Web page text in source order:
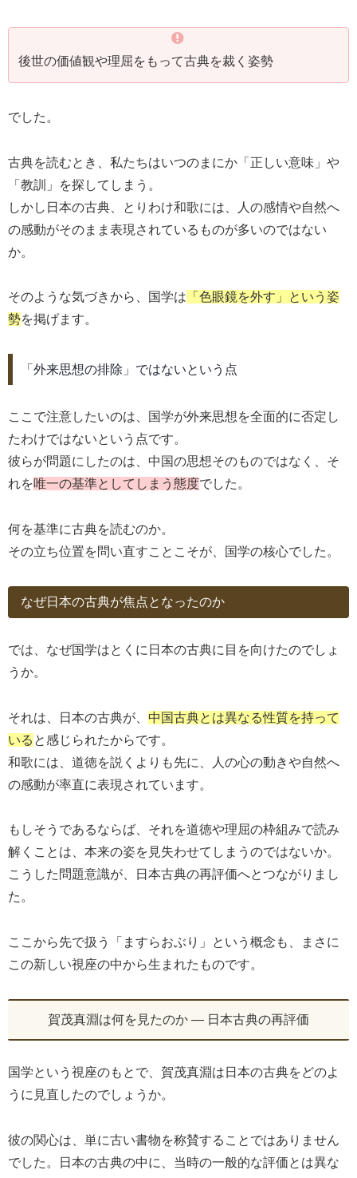
後世の価値観や理屈をもって古典を裁く姿勢
でした。
古典を読むとき、私たちはいつのまにか「正しい意味」や
「教訓」を探してしまう。
しかし日本の古典、とりわけ和歌には、人の感情や自然へ
の感動がそのまま表現されているものが多いのではない
か。
そのような気づきから、国学は 「色眼鏡を外す」という姿
勢を掲げます。
「外来思想の排除」ではないという点
ここで注意したいのは、国学が外来思想を全面的に否定し
たわけではないという点です。
彼らが問題にしたのは、中国の思想そのものではなく、そ
れを唯一の基準としてしまう態度でした。
何を基準に古典を読むのか。
その立ち位置を問い直すことこそが、国学の核心でした。
なぜ日本の古典が焦点となったのか
では、なぜ国学はとくに日本の古典に目を向けたのでしょ
うか。
それは、日本の古典が、 中国古典とは異なる性質を持って
いる と感じられたからです。
和歌には、道徳を説くよりも先に、人の心の動きや自然へ
の感動が率直に表現されています。
もしそうであるならば、それを道徳や理屈の枠組みで読み
解くことは、本来の姿を見失わせてしまうのではないか。
こうした問題意識が、日本古典の再評価へとつながりまし
た。
ここから先で扱う「ますらおぶり」という概念も、まさに
この新しい視座の中から生まれたものです。
賀茂真淵は何を見たのか ― 日本古典の再評価
国学という視座のもとで、賀茂真淵は日本の古典をどのよ
うに見直したのでしょうか。
彼の関心は、単に古い書物を称賛することではありません
でした。日本の古典の中に、当時の一般的な評価とは異な